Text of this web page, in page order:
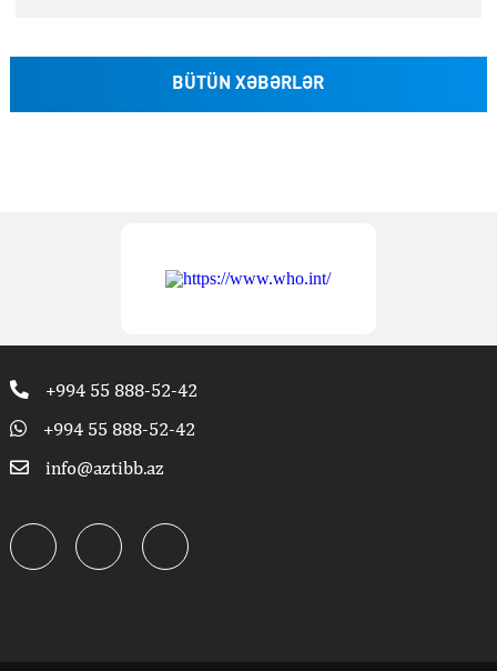
BÜTÜN XƏBƏRLƏR
+994 55 888-52-42
+994 55 888-52-42
info@aztibb.az